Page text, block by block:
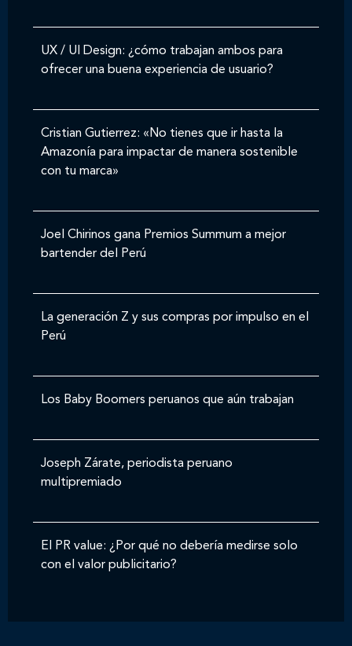
UX / UI Design: ¿cómo trabajan ambos para
ofrecer una buena experiencia de usuario?
Cristian Gutierrez: «No tienes que ir hasta la
Amazonía para impactar de manera sostenible
con tu marca»
Joel Chirinos gana Premios Summum a mejor
bartender del Perú
La generación Z y sus compras por impulso en el
Perú
Los Baby Boomers peruanos que aún trabajan
Joseph Zárate, periodista peruano
multipremiado
El PR value: ¿Por qué no debería medirse solo
con el valor publicitario?